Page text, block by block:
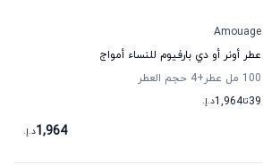
Amouage
عطر أونر أو دي بارفيوم للنساء أمواج
100 مل عطر
+4
حجم العطر
39تا1,964د.إ.
1,964د.إ.